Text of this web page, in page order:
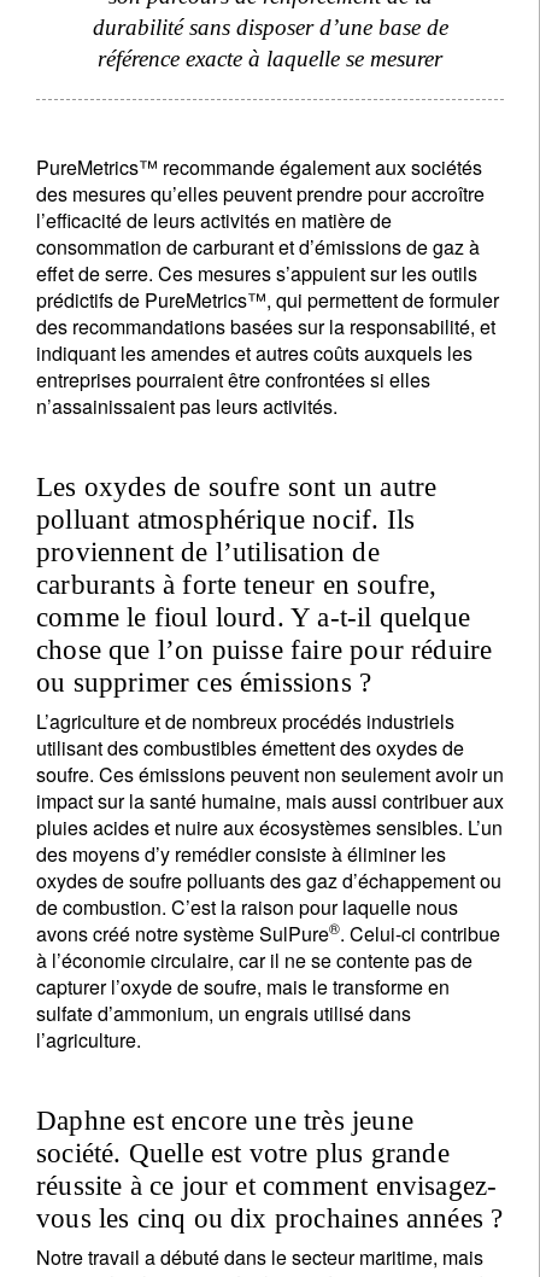
durabilité sans disposer d’une base de
référence exacte à laquelle se mesurer
PureMetrics™ recommande également aux sociétés
des mesures qu’elles peuvent prendre pour accroître
l’efficacité de leurs activités en matière de
consommation de carburant et d’émissions de gaz à
effet de serre. Ces mesures s’appuient sur les outils
prédictifs de PureMetrics™, qui permettent de formuler
des recommandations basées sur la responsabilité, et
indiquant les amendes et autres coûts auxquels les
entreprises pourraient être confrontées si elles
n’assainissaient pas leurs activités.
Les oxydes de soufre sont un autre
polluant atmosphérique nocif. Ils
proviennent de l’utilisation de
carburants à forte teneur en soufre,
comme le fioul lourd. Y a-t-il quelque
chose que l’on puisse faire pour réduire
ou supprimer ces émissions ?
L’agriculture et de nombreux procédés industriels
utilisant des combustibles émettent des oxydes de
soufre. Ces émissions peuvent non seulement avoir un
impact sur la santé humaine, mais aussi contribuer aux
pluies acides et nuire aux écosystèmes sensibles. L’un
des moyens d’y remédier consiste à éliminer les
oxydes de soufre polluants des gaz d’échappement ou
de combustion. C’est la raison pour laquelle nous
avons créé notre système SulPure®. Celui-ci contribue
à l’économie circulaire, car il ne se contente pas de
capturer l’oxyde de soufre, mais le transforme en
sulfate d’ammonium, un engrais utilisé dans
l’agriculture.
Daphne est encore une très jeune
société. Quelle est votre plus grande
réussite à ce jour et comment envisagez-
vous les cinq ou dix prochaines années ?
Notre travail a débuté dans le secteur maritime, mais
S'inscrire à la newsletter
Email
Civilité Prénom
Nom
Je ne suis pas résident ou citoyen des Etats-Unis
Vos informations seront utilisées conformément à
politique de confidentialité